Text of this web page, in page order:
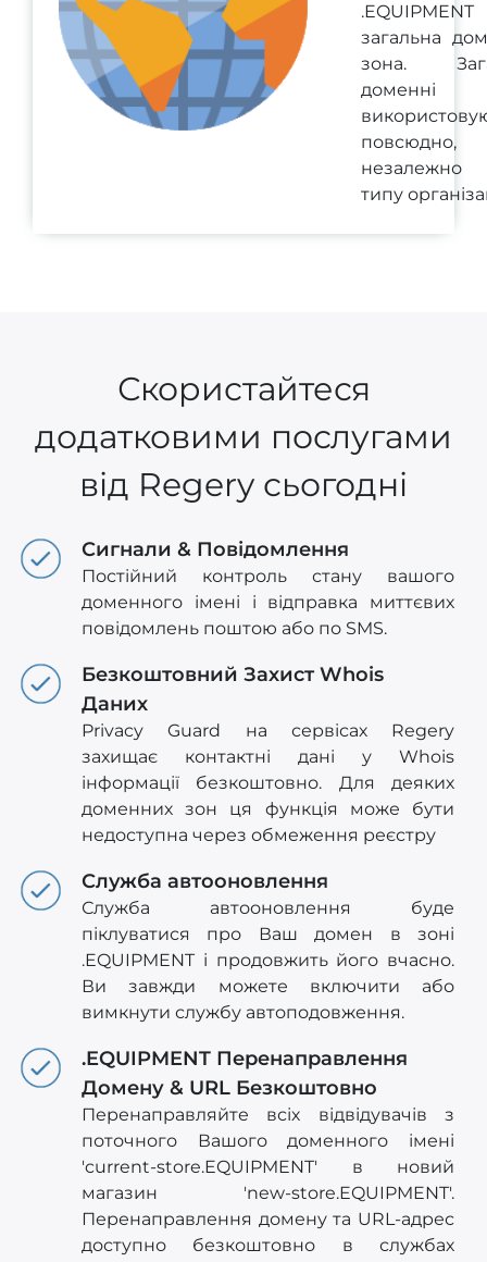
загальна
зона.
доменні
повсюдно,
типу
Скористайтеся
додатковими послугами
від Regery сьогодні
Сигнали & Повідомлення
Постійний контроль стану вашого
доменного імені і відправка миттєвих
повідомлень поштою або по SMS.
Безкоштовний Захист Whois
Даних
Privacy Guard на сервісах Regery
захищає контактні дані у Whois
інформації безкоштовно. Для деяких
доменних зон ця функція може бути
недоступна через обмеження реєстру
Служба автооновлення
Служба автооновлення буде
піклуватися про Ваш домен в зоні
.EQUIPMENT і продовжить його вчасно.
Ви завжди можете включити або
вимкнути службу автоподовження.
.EQUIPMENT Перенаправлення
Домену & URL Безкоштовно
Перенаправляйте всіх відвідувачів з
поточного Вашого доменного імені
'current-store.EQUIPMENT' в новий
магазин 'new-store.EQUIPMENT'.
Перенаправлення домену та URL-адрес
доступно безкоштовно в службах